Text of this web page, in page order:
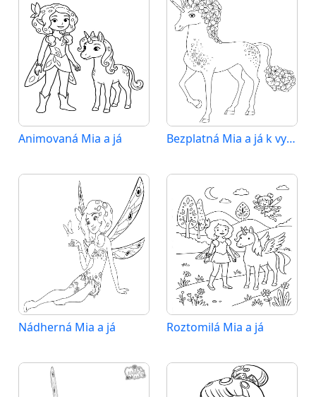
Animovaná Mia a já Bezplatná Mia a já k vytištění
Nádherná Mia a já Roztomilá Mia a já